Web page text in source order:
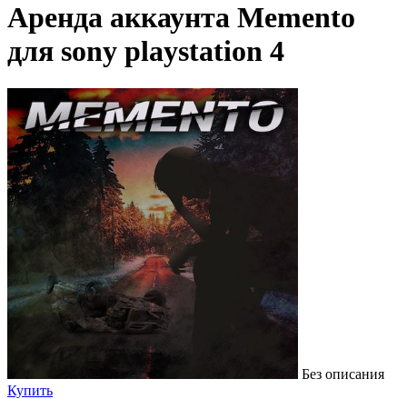
Аренда аккаунта Memento
для sony playstation 4
Без описания
Купить